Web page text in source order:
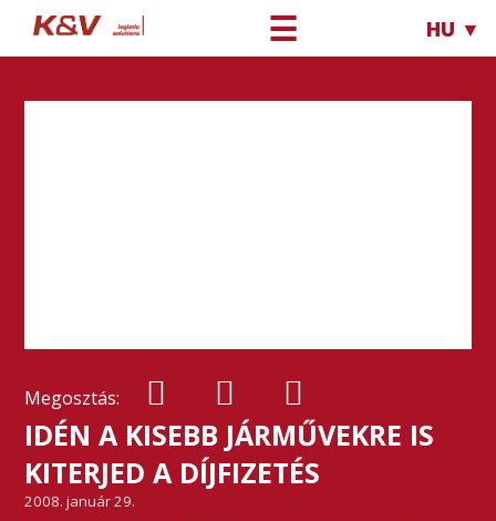
☰ HU ▼
Megosztás:
IDÉN A KISEBB JÁRMŰVEKRE IS
KITERJED A DÍJFIZETÉS
2008. január 29.